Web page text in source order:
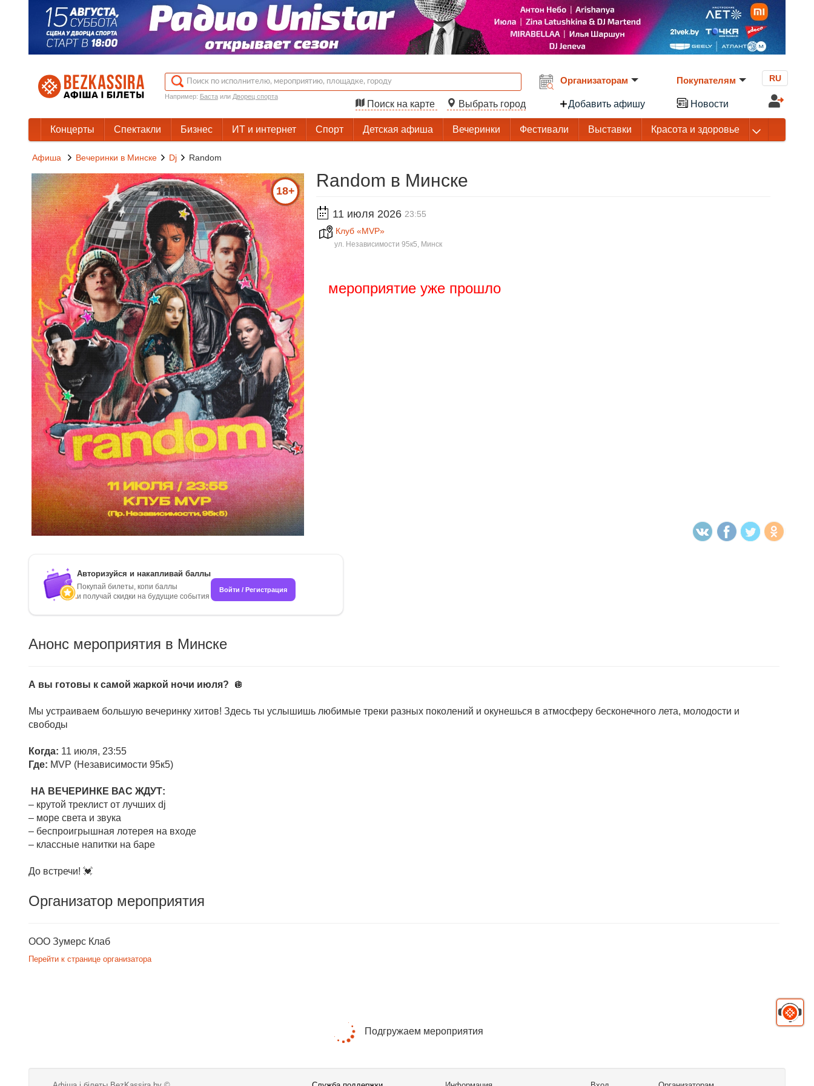
Например: Бастаили Дворец спорта
Поиск на карте Выбрать город
Организаторам
Добавить афишу
Покупателям
Новости
RU
Концерты Спектакли Бизнес ИТ и интернет Спорт Детская афиша Вечеринки Фестивали Выставки Красота и здоровье
Афиша Вечеринки в Минске Dj Random
18+
Random в Минске
11 июля 2026 23:55
Клуб «MVP»
ул. Независимости 95к5, Минск
мероприятие уже прошло
Авторизуйся и накапливай баллы
Покупай билеты, копи баллы
и получай скидки на будущие события
Войти / Регистрация
Анонс мероприятия в Минске
А вы готовы к самой жаркой ночи июля? 🪩
Мы устраиваем большую вечеринку хитов! Здесь ты услышишь любимые треки разных поколений и окунешься в атмосферу бесконечного лета, молодости и
свободы
Когда: 11 июля, 23:55
Где: MVP (Независимости 95к5)
НА ВЕЧЕРИНКЕ ВАС ЖДУТ:
– крутой треклист от лучших dj
– море света и звука
– беспроигрышная лотерея на входе
– классные напитки на баре
До встречи! 💓
Организатор мероприятия
ООО Зумерс Клаб
Перейти к странице организатора
Подгружаем мероприятия